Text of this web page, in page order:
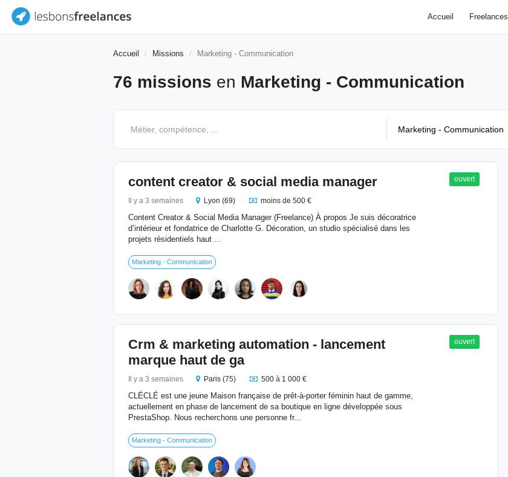
Accueil Freelances
Accueil Missions Marketing - Communication
76 missions en Marketing - Communication
Marketing - Communication
content creator & social media manager
Il y a 3 semaines Lyon (69) moins de 500 €
Content Creator & Social Media Manager (Freelance) À propos Je suis décoratrice
d’intérieur et fondatrice de Charlotte G. Décoration, un studio spécialisé dans les
projets résidentiels haut ...
Marketing - Communication
ouvert
Crm & marketing automation - lancement
marque haut de ga
Il y a 3 semaines Paris (75) 500 à 1 000 €
CLÉCLÉ est une jeune Maison française de prêt-à-porter féminin haut de gamme,
actuellement en phase de lancement de sa boutique en ligne développée sous
PrestaShop. Nous recherchons une personne fr...
Marketing - Communication
ouvert